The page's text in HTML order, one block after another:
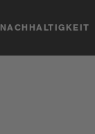
NACHHALTIGKEIT